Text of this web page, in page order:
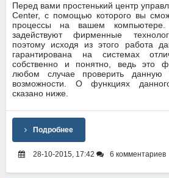
Перед вами простенький центр
Center, с помощью которого вы
процессы на вашем компьютере.
задействуют фирменные
поэтому исходя из этого работа
гарантирована на системах
собственно и понятно, ведь это
любом случае проверить
возможности. О функциях
сказано ниже.
Подробнее
28-10-2015, 17:42 6 комментариев